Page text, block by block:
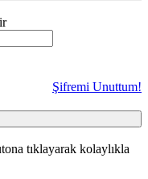
Şifremi Unuttum!
tıklayarak kolaylıkla